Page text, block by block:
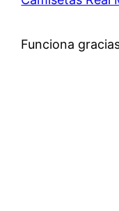
Funciona